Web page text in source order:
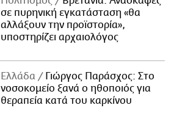
σε πυρηνική εγκατάσταση «θα
αλλάξουν την προϊστορία»,
υποστηρίζει αρχαιολόγος
Ελλάδα
Γιώργος Παράσχος: Στο
νοσοκομείο ξανά ο ηθοποιός για
θεραπεία κατά του καρκίνου